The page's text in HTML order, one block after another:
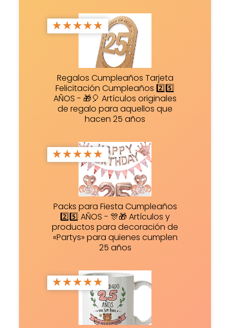
★★★★★
Regalos Cumpleaños Tarjeta
Felicitación Cumpleaños 2️⃣5️⃣
AÑOS - 🎁🎈 Artículos originales
de regalo para aquellos que
hacen 25 años
★★★★★
Packs para Fiesta Cumpleaños
2️⃣5️⃣ AÑOS - 🎊🎁 Artículos y
productos para decoración de
«Partys» para quienes cumplen
25 años
★★★★★